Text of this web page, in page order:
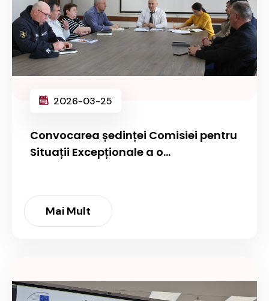
2026-03-25
Convocarea ședinței Comisiei pentru
Situații Excepționale a o...
Mai Mult